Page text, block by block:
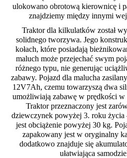
ulokowano obrotową kierownicę i
znajdziemy między innymi
Traktor dla kilkulatków został
solidnego tworzywa. Jego
kołach, które posiadają
maluch może przejechać swym
różnego typu, nie generując
zabawy. Pojazd dla malucha
12V7Ah, czemu towarzyszą dwa
umożliwiają zabawę w prędkości
Traktor przeznaczony jest
dziewczynek powyżej 3. roku
jest obciążenie powyżej 30 kg.
zapakowany jest w oryginalny
dodatkowo znajduje się
ułatwiająca